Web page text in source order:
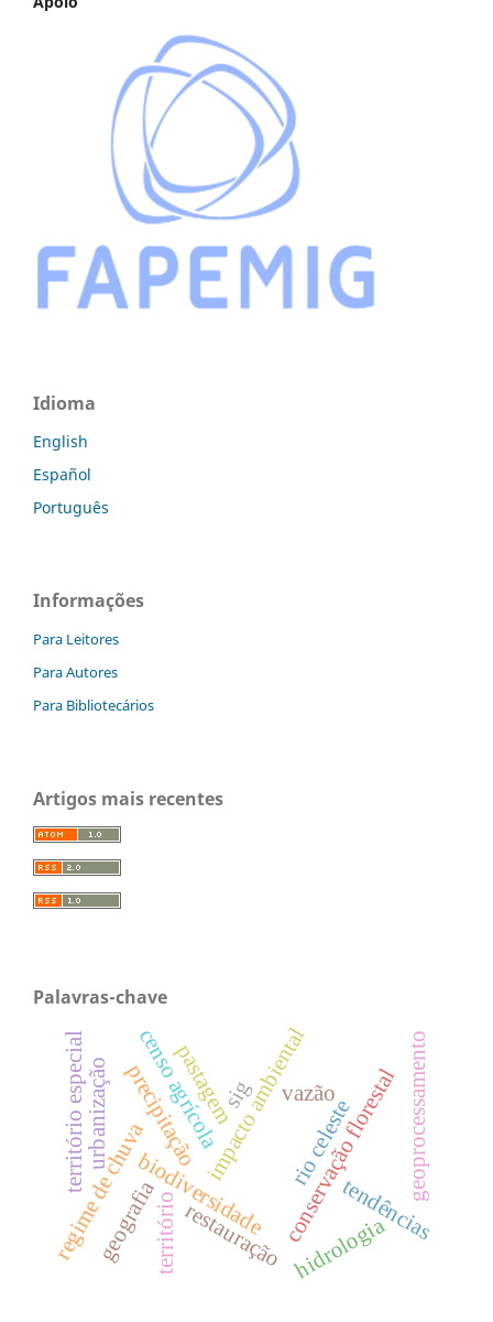
Idioma
English
Español
Português
Informações
Para Leitores
Para Autores
Para Bibliotecários
Artigos mais recentes
Palavras-chave
conservação florestal
impacto ambiental
censo agrícola
biodiversidade
rio celeste
tendências
precipitação vazão geoprocessamento
hidrologia
regime de chuvaterritóriorestauração
pastagem
território especialurbanização
geografia
sig